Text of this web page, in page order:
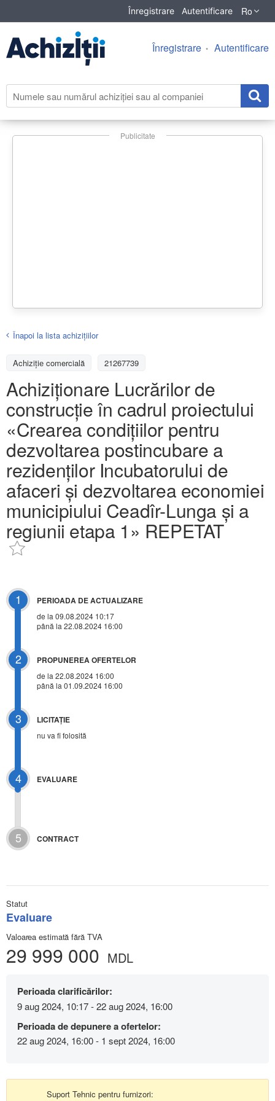
Înregistrare Autentificare Ro
Înregistrare Autentificare
Publicitate
Înapoi la lista achiziţiilor
Achizițiе comercială 21267739
Achiziționare Lucrărilor de
construcție în cadrul proiectului
«Crearea condițiilor pentru
dezvoltarea postincubare a
rezidenților Incubatorului de
afaceri și dezvoltarea economiei
municipiului Ceadîr-Lunga și a
regiunii etapa 1» REPETAT
1 PERIOADA DE ACTUALIZARE
de la 09.08.2024 10:17
până la 22.08.2024 16:00
2 PROPUNEREA OFERTELOR
de la 22.08.2024 16:00
până la 01.09.2024 16:00
3 LICITAŢIE
nu va fi folosită
4 EVALUARE
5 CONTRACT
Statut
Evaluare
Valoarea estimată fără TVA
29 999 000 MDL
Perioada clarificărilor:
9 aug 2024, 10:17 - 22 aug 2024, 16:00
Perioada de depunere a ofertelor:
22 aug 2024, 16:00 - 1 sept 2024, 16:00
Suport Tehnic pentru furnizori: